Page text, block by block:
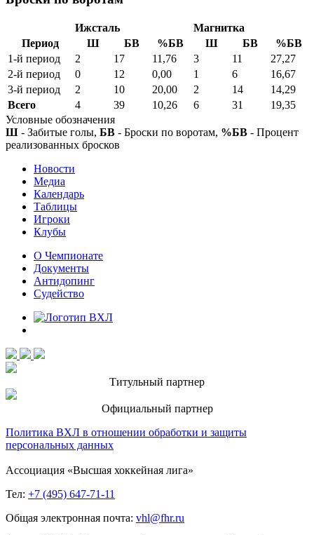
Ижсталь
Магнитка
Период
Ш БВ %БВ Ш БВ
%БВ
1-й период
2 17 11,76 3 11
27,27
2-й период
0 12 0,00 1 6
16,67
3-й период
2 10 20,00 2 14
14,29
Всего
4 39 10,26 6 31
19,35
Условные обозначения
Ш - Забитые голы, БВ - Броски по воротам, %БВ - Процент
реализованных бросков
Новости
Медиа
Календарь
Таблицы
Игроки
Клубы
О Чемпионате
Документы
Антидопинг
Судейство
Титульный партнер
Официальный партнер
Политика ВХЛ в отношении обработки и защиты
персональных данных
Ассоциация «Высшая хоккейная лига»
Тел: +7 (495) 647-71-11
Общая электронная почта: vhl@fhr.ru